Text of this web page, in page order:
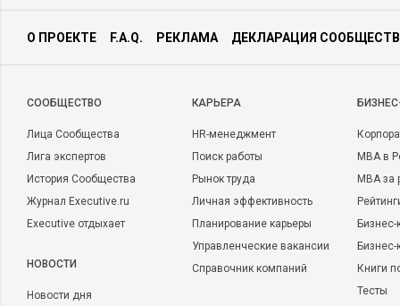
О ПРОЕКТЕ F.A.Q. РЕКЛАМА ДЕКЛАРАЦИЯ
CООБЩЕСТВО
Лица Сообщества
Лига экспертов
История Сообщества
Журнал Executive.ru
Executive отдыхает
НОВОСТИ
Новости дня
КАРЬЕРА
HR-менеджмент
Поиск работы
Рынок труда
Личная эффективность
Планирование карьеры
Управленческие вакансии
Справочник компаний
MBA в
MBA
Бизнес-
Книги
Тесты